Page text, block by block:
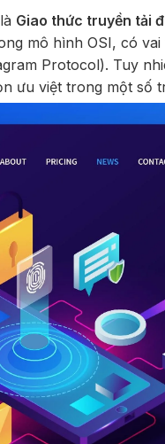
Giao thức truyền tải
mô hình OSI, có
Protocol). Tuy
ưu việt trong một số